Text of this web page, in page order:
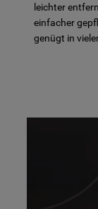
leichter
einfacher
genügt in